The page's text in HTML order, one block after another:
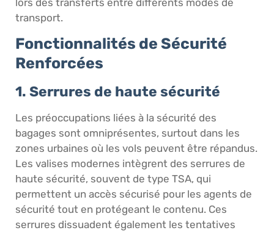
transport.
Fonctionnalités de Sécurité
Renforcées
1. Serrures de haute sécurité
Les préoccupations liées à la sécurité des
bagages sont omniprésentes, surtout dans les
zones urbaines où les vols peuvent être répandus.
Les valises modernes intègrent des serrures de
haute sécurité, souvent de type TSA, qui
permettent un accès sécurisé pour les agents de
sécurité tout en protégeant le contenu. Ces
serrures dissuadent également les tentatives